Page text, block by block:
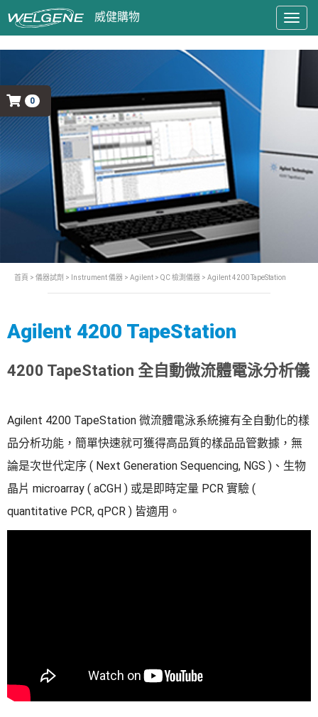
0
首頁 > 儀器試劑 > Instrument 儀器 > Agilent > QC 檢測儀器 > Agilent 4200 TapeStation
Agilent 4200 TapeStation
4200 TapeStation 全自動微流體電泳分析儀
Agilent 4200 TapeStation 微流體電泳系統擁有全自動化的樣
品分析功能，簡單快速就可獲得高品質的樣品品管數據，無
論是次世代定序 ( Next Generation Sequencing, NGS )、生物
晶片 microarray ( aCGH ) 或是即時定量 PCR 實驗 (
quantitative PCR, qPCR ) 皆適用。